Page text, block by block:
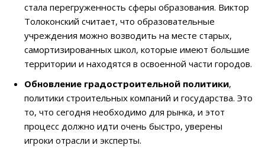
стала перегруженность сферы образования. Виктор
Толоконский считает, что образовательные
учреждения можно возводить на месте старых,
самортизированных школ, которые имеют большие
территории и находятся в освоенной части городов.
Обновление градостроительной политики,
политики строительных компаний и государства. Это
то, что сегодня необходимо для рынка, и этот
процесс должно идти очень быстро, уверены
игроки отрасли и эксперты.